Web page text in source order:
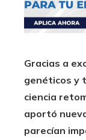
Gracias a
genéticos y
ciencia
aportó
parecían